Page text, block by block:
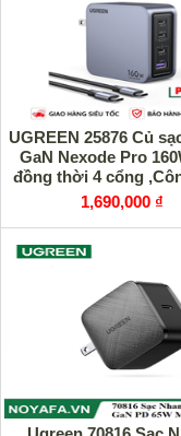
UGREEN 25876 Củ
GaN Nexode Pro
đồng thời 4 cổng
140W
1,690,000 ₫